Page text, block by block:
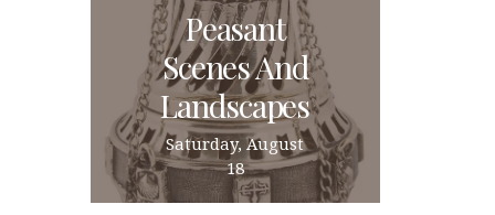
Peasant
Scenes And
Landscapes
Saturday, August
18